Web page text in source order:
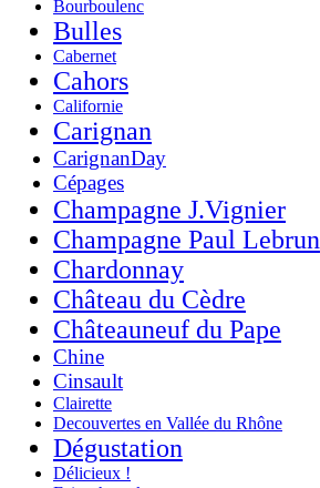
Bourboulenc
Bulles
Cabernet
Cahors
Californie
Carignan
CarignanDay
Cépages
Champagne J.Vignier
Champagne Paul Lebrun
Chardonnay
Château du Cèdre
Châteauneuf du Pape
Chine
Cinsault
Clairette
Decouvertes en Vallée du Rhône
Dégustation
Délicieux !